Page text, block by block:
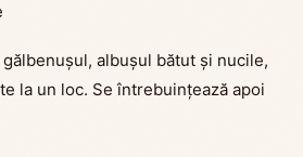
albușul bătut și nucile,
la un loc. Se întrebuințează apoi